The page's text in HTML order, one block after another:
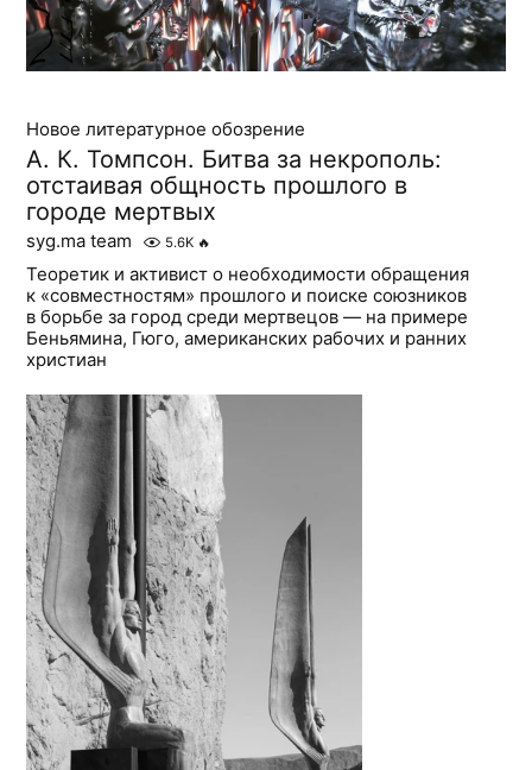
Новое литературное обозрение
А. К. Томпсон. Битва за некрополь:
отстаивая общность прошлого в
городе мертвых
syg.ma team 5.6K 🔥
Теоретик и активист о необходимости обращения
к «совместностям» прошлого и поиске союзников
в борьбе за город среди мертвецов — на примере
Беньямина, Гюго, американских рабочих и ранних
христиан